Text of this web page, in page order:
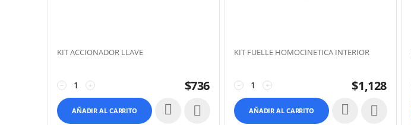
KIT ACCIONADOR LLAVE
+
− $736
AÑADIR AL CARRITO 
KIT FUELLE HOMOCINETICA INTERIOR
+
− $1,128
AÑADIR AL CARRITO 